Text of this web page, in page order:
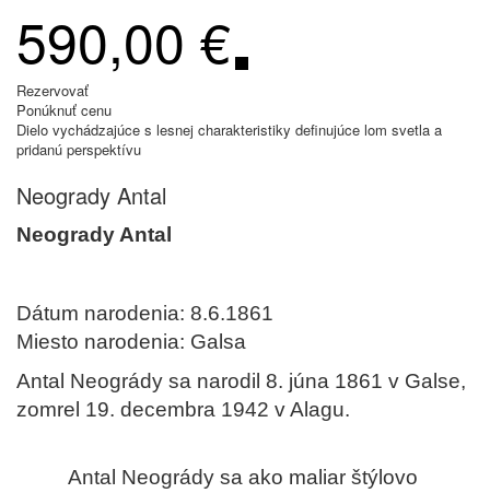
590,00 €
Rezervovať
Ponúknuť cenu
Dielo vychádzajúce s lesnej charakteristiky definujúce lom svetla a
pridanú perspektívu
Neogrady Antal
Neogrady Antal
Dátum narodenia: 8.6.1861
Miesto narodenia: Galsa
Antal Neogrády sa narodil 8. júna 1861 v Galse,
zomrel 19. decembra 1942 v Alagu.
Antal Neogrády sa ako maliar štýlovo